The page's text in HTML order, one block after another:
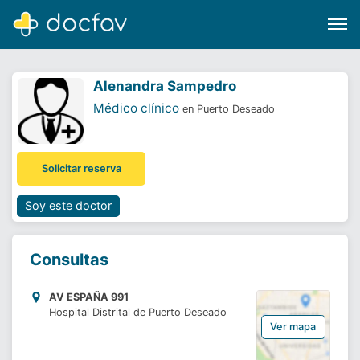
Software para clínicas
¿Eres un doctor?
Alenandra Sampedro
Médico clínico en Puerto Deseado
Solicitar reserva
Soy este doctor
Consultas
AV ESPAÑA 991
Hospital Distrital de Puerto Deseado
Ver mapa